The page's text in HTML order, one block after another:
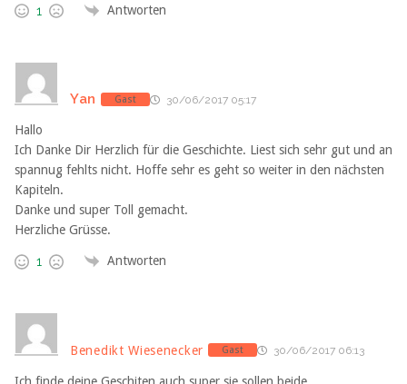
1 Antworten
Yan Gast 30/06/2017 05:17
Hallo
Ich Danke Dir Herzlich für die Geschichte. Liest sich sehr gut und an
spannug fehlts nicht. Hoffe sehr es geht so weiter in den nächsten
Kapiteln.
Danke und super Toll gemacht.
Herzliche Grüsse.
1 Antworten
Benedikt Wiesenecker Gast 30/06/2017 06:13
Ich finde deine Geschiten auch super sie sollen beide